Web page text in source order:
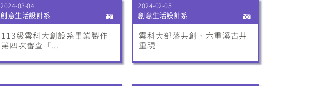
2024-03-04
創意生活設計系
113級雲科大創設系畢業製作
第四次審查「...
2024-02-05
創意生活設計系
雲科大部落共創、六重溪古井
重現